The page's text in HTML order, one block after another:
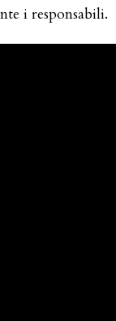
i responsabili.